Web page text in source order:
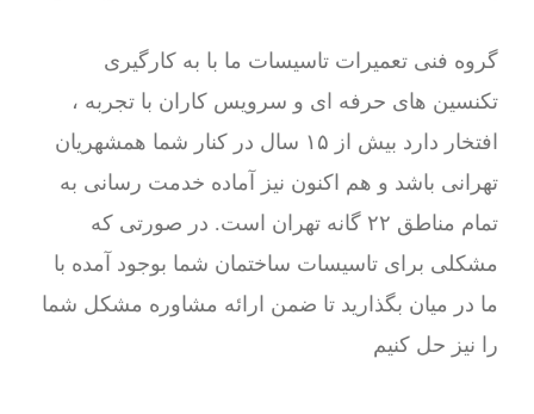
گروه فنی تعمیرات تاسیسات ما با به‌ کارگیری
تکنسین های حرفه ای و سرویس کاران با تجربه ،
افتخار دارد بیش از ۱۵ سال در کنار شما همشهریان
تهرانی باشد و هم اکنون نیز آماده خدمت رسانی به
تمام مناطق ۲۲ گانه تهران است. در صورتی که
مشکلی برای تاسیسات ساختمان شما بوجود آمده با
ما در میان بگذارید تا ضمن ارائه مشاوره مشکل شما
را نیز حل کنیم